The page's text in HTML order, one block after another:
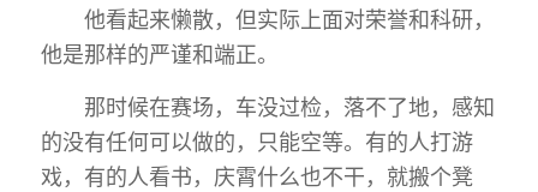
他看起来懒散，但实际上面对荣誉和科研，
他是那样的严谨和端正。
那时候在赛场，车没过检，落不了地，感知
的没有任何可以做的，只能空等。有的人打游
戏，有的人看书，庆霄什么也不干，就搬个凳